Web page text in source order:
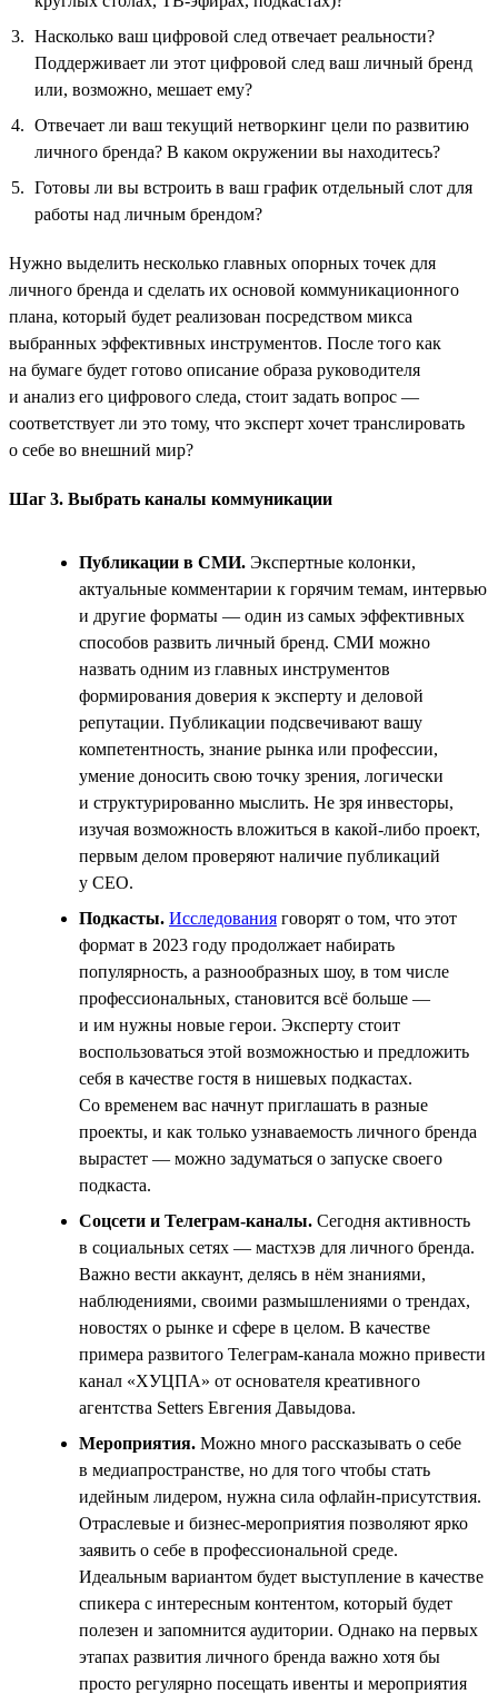
Насколько ваш цифровой след отвечает реальности?
Поддерживает ли этот цифровой след ваш личный бренд
или, возможно, мешает ему?
Отвечает ли ваш текущий нетворкинг цели по развитию
личного бренда? В каком окружении вы находитесь?
Готовы ли вы встроить в ваш график отдельный слот для
работы над личным брендом?
Нужно выделить несколько главных опорных точек для
личного бренда и сделать их основой коммуникационного
плана, который будет реализован посредством микса
выбранных эффективных инструментов. После того как
на бумаге будет готово описание образа руководителя
и анализ его цифрового следа, стоит задать вопрос —
соответствует ли это тому, что эксперт хочет транслировать
о себе во внешний мир?
Шаг 3. Выбрать каналы коммуникации
Публикации в СМИ. Экспертные колонки,
актуальные комментарии к горячим темам, интервью
и другие форматы — один из самых эффективных
способов развить личный бренд. СМИ можно
назвать одним из главных инструментов
формирования доверия к эксперту и деловой
репутации. Публикации подсвечивают вашу
компетентность, знание рынка или профессии,
умение доносить свою точку зрения, логически
и структурированно мыслить. Не зря инвесторы,
изучая возможность вложиться в какой-либо проект,
первым делом проверяют наличие публикаций
у СЕО.
Подкасты. Исследования говорят о том, что этот
формат в 2023 году продолжает набирать
популярность, а разнообразных шоу, в том числе
профессиональных, становится всё больше —
и им нужны новые герои. Эксперту стоит
воспользоваться этой возможностью и предложить
себя в качестве гостя в нишевых подкастах.
Со временем вас начнут приглашать в разные
проекты, и как только узнаваемость личного бренда
вырастет — можно задуматься о запуске своего
подкаста.
Соцсети и Телеграм-каналы. Сегодня активность
в социальных сетях — мастхэв для личного бренда.
Важно вести аккаунт, делясь в нём знаниями,
наблюдениями, своими размышлениями о трендах,
новостях о рынке и сфере в целом. В качестве
примера развитого Телеграм-канала можно привести
канал «ХУЦПА» от основателя креативного
агентства Setters Евгения Давыдова.
Мероприятия. Можно много рассказывать о себе
в медиапространстве, но для того чтобы стать
идейным лидером, нужна сила офлайн-присутствия.
Отраслевые и бизнес-мероприятия позволяют ярко
заявить о себе в профессиональной среде.
Идеальным вариантом будет выступление в качестве
спикера с интересным контентом, который будет
полезен и запомнится аудитории. Однако на первых
этапах развития личного бренда важно хотя бы
просто регулярно посещать ивенты и мероприятия